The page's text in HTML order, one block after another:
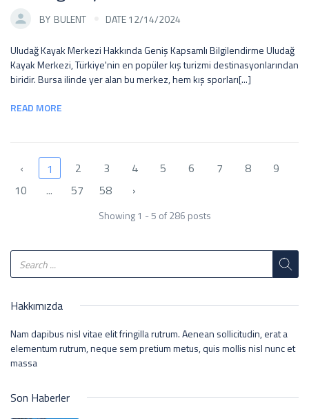
BY BULENT DATE 12/14/2024
Uludağ Kayak Merkezi Hakkında Geniş Kapsamlı Bilgilendirme Uludağ
Kayak Merkezi, Türkiye'nin en popüler kış turizmi destinasyonlarından
biridir. Bursa ilinde yer alan bu merkez, hem kış sporları[...]
READ MORE
‹ 1 2 3 4 5 6 7 8
9
10
... 57 58 ›
Showing 1 - 5 of 286 posts
Hakkımızda
Nam dapibus nisl vitae elit fringilla rutrum. Aenean sollicitudin, erat a
elementum rutrum, neque sem pretium metus, quis mollis nisl nunc et
massa
Son Haberler